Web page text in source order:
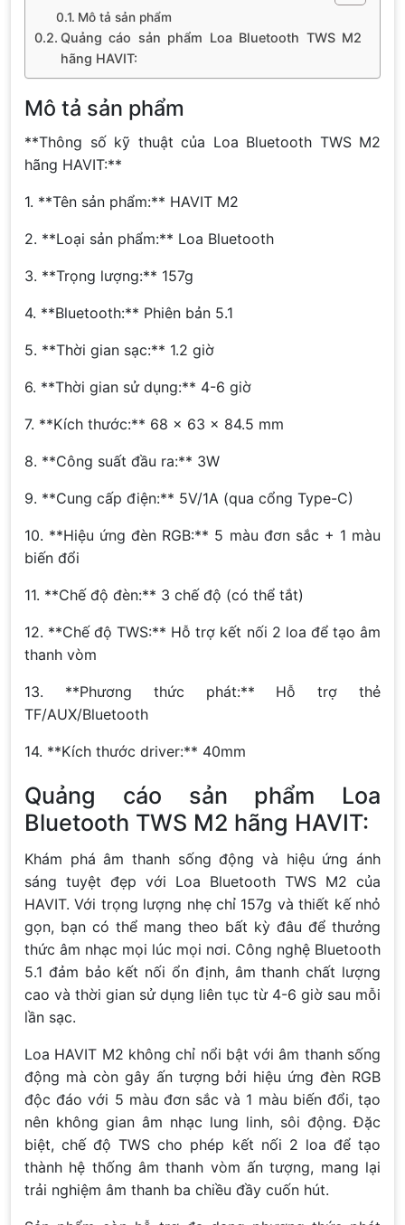
Mô tả sản phẩm
Quảng cáo sản phẩm Loa Bluetooth TWS M2
hãng HAVIT:
Mô tả sản phẩm
**Thông số kỹ thuật của Loa Bluetooth TWS M2
hãng HAVIT:**
1. **Tên sản phẩm:** HAVIT M2
2. **Loại sản phẩm:** Loa Bluetooth
3. **Trọng lượng:** 157g
4. **Bluetooth:** Phiên bản 5.1
5. **Thời gian sạc:** 1.2 giờ
6. **Thời gian sử dụng:** 4-6 giờ
7. **Kích thước:** 68 x 63 x 84.5 mm
8. **Công suất đầu ra:** 3W
9. **Cung cấp điện:** 5V/1A (qua cổng Type-C)
10. **Hiệu ứng đèn RGB:** 5 màu đơn sắc + 1 màu
biến đổi
11. **Chế độ đèn:** 3 chế độ (có thể tắt)
12. **Chế độ TWS:** Hỗ trợ kết nối 2 loa để tạo âm
thanh vòm
13. **Phương thức phát:** Hỗ trợ thẻ
TF/AUX/Bluetooth
14. **Kích thước driver:** 40mm
Quảng cáo sản phẩm Loa
Bluetooth TWS M2 hãng HAVIT:
Khám phá âm thanh sống động và hiệu ứng ánh
sáng tuyệt đẹp với Loa Bluetooth TWS M2 của
HAVIT. Với trọng lượng nhẹ chỉ 157g và thiết kế nhỏ
gọn, bạn có thể mang theo bất kỳ đâu để thưởng
thức âm nhạc mọi lúc mọi nơi. Công nghệ Bluetooth
5.1 đảm bảo kết nối ổn định, âm thanh chất lượng
cao và thời gian sử dụng liên tục từ 4-6 giờ sau mỗi
lần sạc.
Loa HAVIT M2 không chỉ nổi bật với âm thanh sống
động mà còn gây ấn tượng bởi hiệu ứng đèn RGB
độc đáo với 5 màu đơn sắc và 1 màu biến đổi, tạo
nên không gian âm nhạc lung linh, sôi động. Đặc
biệt, chế độ TWS cho phép kết nối 2 loa để tạo
thành hệ thống âm thanh vòm ấn tượng, mang lại
trải nghiệm âm thanh ba chiều đầy cuốn hút.